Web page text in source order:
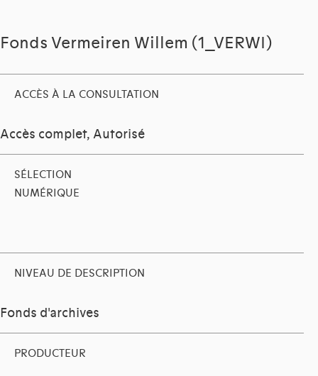
Fonds Vermeiren Willem (1_VERWI)
ACCÈS À LA CONSULTATION
Accès complet, Autorisé
SÉLECTION
NUMÉRIQUE
NIVEAU DE DESCRIPTION
Fonds d'archives
PRODUCTEUR